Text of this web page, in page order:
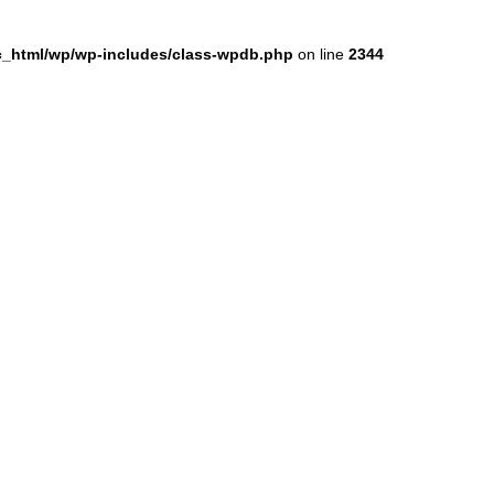
wp/wp-includes/class-wpdb.php on line 2344